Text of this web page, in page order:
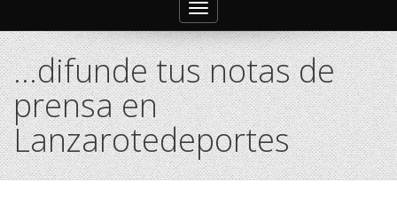
Toggle navigation
…difunde tus notas de
prensa en
Lanzarotedeportes